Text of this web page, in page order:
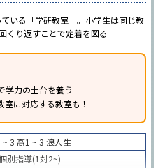
いる「学研教室」。小学生は同じ教
くり返すことで定着を図る
学力の土台を養う
に対応する教室も！
~ 3 高1 ~ 3 浪人生
別指導(1対2~)